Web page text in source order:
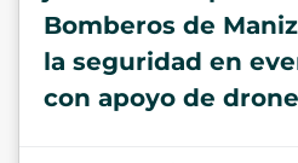
Bomberos de
la seguridad en
con apoyo de